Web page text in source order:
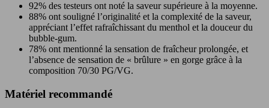
92% des testeurs ont noté la saveur supérieure à la moyenne.
88% ont souligné l’originalité et la complexité de la saveur,
appréciant l’effet rafraîchissant du menthol et la douceur du
bubble-gum.
78% ont mentionné la sensation de fraîcheur prolongée, et
l’absence de sensation de « brûlure » en gorge grâce à la
composition 70/30 PG/VG.
Matériel recommandé